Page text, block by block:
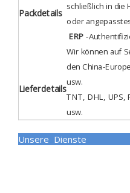
Packdetails
schließlich in die
oder
ERP -
Lieferdetails
Wir können auf
den China-
usw.
TNT, DHL, UPS,
usw.
Unsere